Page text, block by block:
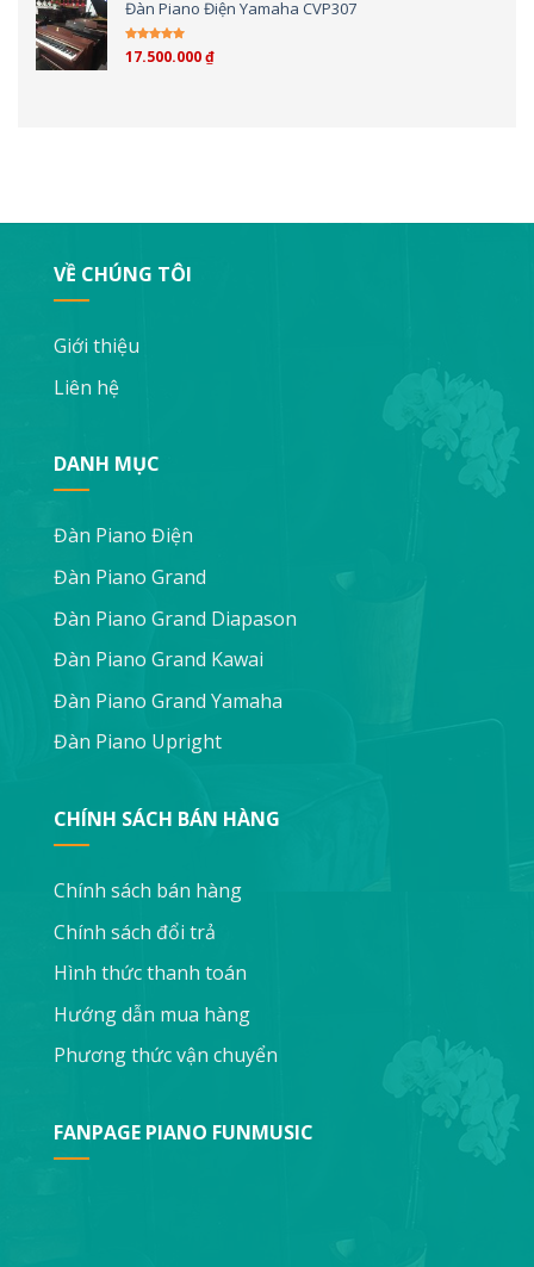
Đàn Piano Điện Yamaha CVP307
Được xếp hạng
17.500.000₫
VỀ CHÚNG TÔI
Giới thiệu
Liên hệ
DANH MỤC
Đàn Piano Điện
Đàn Piano Grand
Đàn Piano Grand Diapason
Đàn Piano Grand Kawai
Đàn Piano Grand Yamaha
Đàn Piano Upright
CHÍNH SÁCH BÁN HÀNG
Chính sách bán hàng
Chính sách đổi trả
Hình thức thanh toán
Hướng dẫn mua hàng
Phương thức vận chuyển
FANPAGE PIANO FUNMUSIC